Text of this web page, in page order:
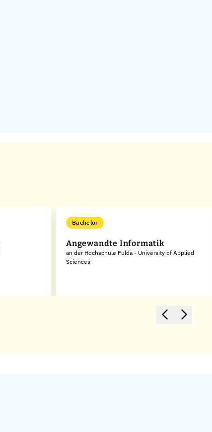
Bachelor
Angewandte Informatik
an der Hochschule Fulda - University of Applied
Sciences